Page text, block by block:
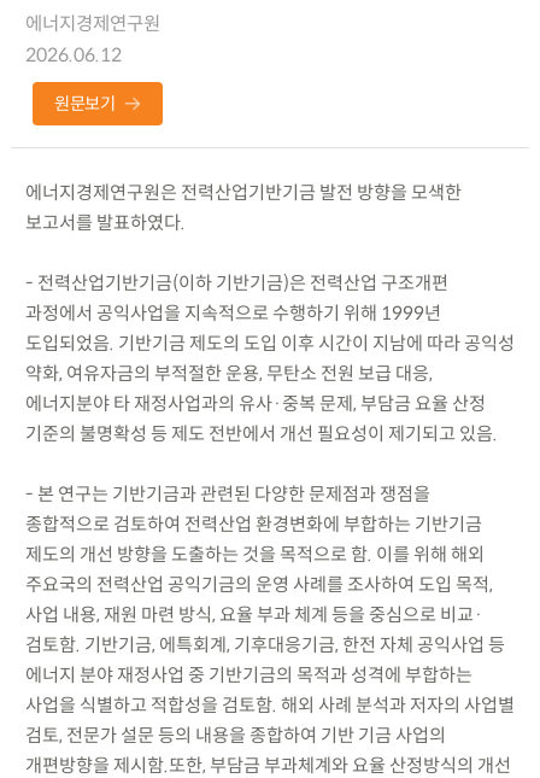
에너지경제연구원
2026.06.12
원문보기
에너지경제연구원은 전력산업기반기금 발전 방향을 모색한
보고서를 발표하였다.
- 전력산업기반기금(이하 기반기금)은 전력산업 구조개편
과정에서 공익사업을 지속적으로 수행하기 위해 1999년
도입되었음. 기반기금 제도의 도입 이후 시간이 지남에 따라 공익성
약화, 여유자금의 부적절한 운용, 무탄소 전원 보급 대응,
에너지분야 타 재정사업과의 유사·중복 문제, 부담금 요율 산정
기준의 불명확성 등 제도 전반에서 개선 필요성이 제기되고 있음.
- 본 연구는 기반기금과 관련된 다양한 문제점과 쟁점을
종합적으로 검토하여 전력산업 환경변화에 부합하는 기반기금
제도의 개선 방향을 도출하는 것을 목적으로 함. 이를 위해 해외
주요국의 전력산업 공익기금의 운영 사례를 조사하여 도입 목적,
사업 내용, 재원 마련 방식, 요율 부과 체계 등을 중심으로 비교·
검토함. 기반기금, 에특회계, 기후대응기금, 한전 자체 공익사업 등
에너지 분야 재정사업 중 기반기금의 목적과 성격에 부합하는
사업을 식별하고 적합성을 검토함. 해외 사례 분석과 저자의 사업별
검토, 전문가 설문 등의 내용을 종합하여 기반 기금 사업의
개편방향을 제시함.또한, 부담금 부과체계와 요율 산정방식의 개선